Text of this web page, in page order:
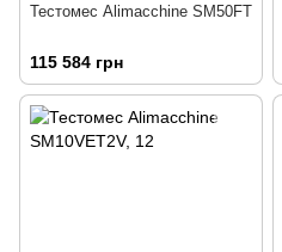
Тестомес Alimacchine SM50FT
115 584 грн